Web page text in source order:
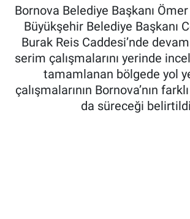
Bornova Belediye Başkanı
Büyükşehir Belediye Başkanı
Burak Reis Caddesi’nde
serim çalışmalarını yerinde
tamamlanan bölgede yol
çalışmalarının Bornova’nın
da süreceği
Tüm Manşetler
Son Dakika Haberleri
Haber Arşivi